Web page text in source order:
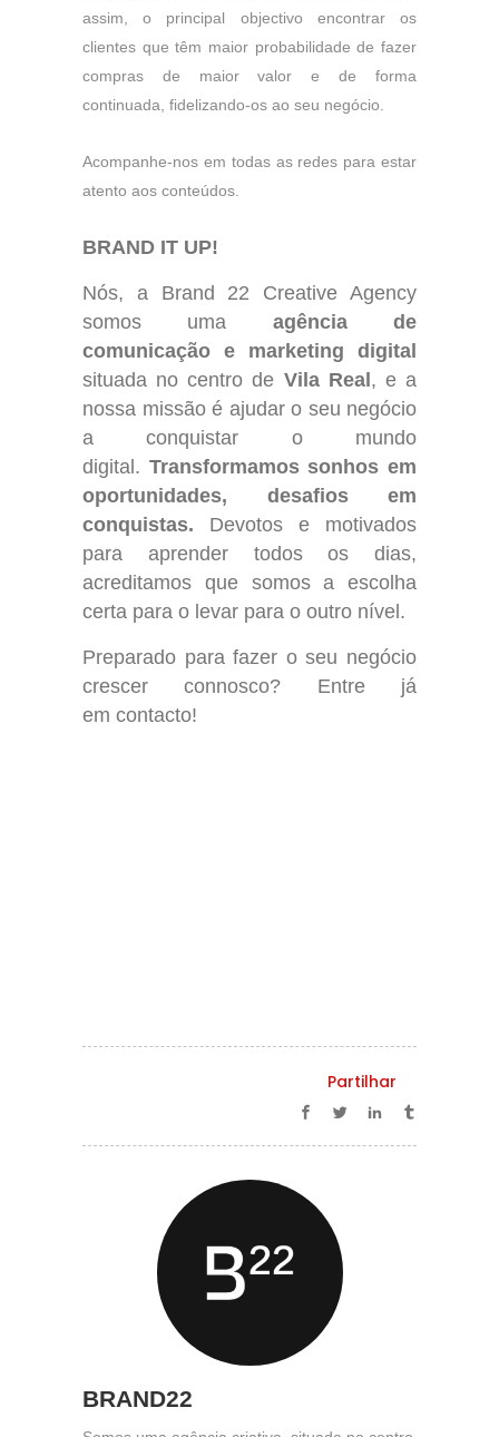
assim, o principal objectivo encontrar os
clientes que têm maior probabilidade de fazer
compras de maior valor e de forma
continuada, fidelizando-os ao seu negócio.
Acompanhe-nos em todas as redes para estar
atento aos conteúdos.
BRAND IT UP!
Nós, a Brand 22 Creative Agency
somos uma agência de
comunicação e marketing digital
situada no centro de Vila Real , e a
nossa missão é ajudar o seu negócio
a conquistar o mundo
digital. Transformamos sonhos em
oportunidades, desafios em
conquistas. Devotos e motivados
para aprender todos os dias,
acreditamos que somos a escolha
certa para o levar para o outro nível.
Preparado para fazer o seu negócio
crescer connosco? Entre já
em contacto!
Partilhar
BRAND22